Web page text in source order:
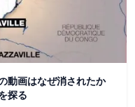
動画はなぜ消されたか
探る